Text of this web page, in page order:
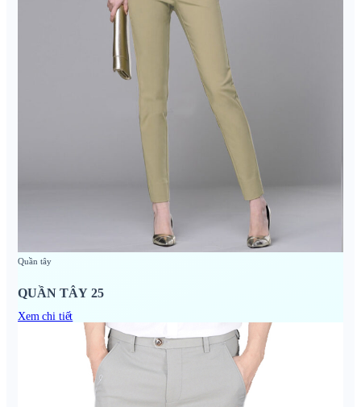
Quần tây
QUẦN TÂY 25
Xem chi tiết